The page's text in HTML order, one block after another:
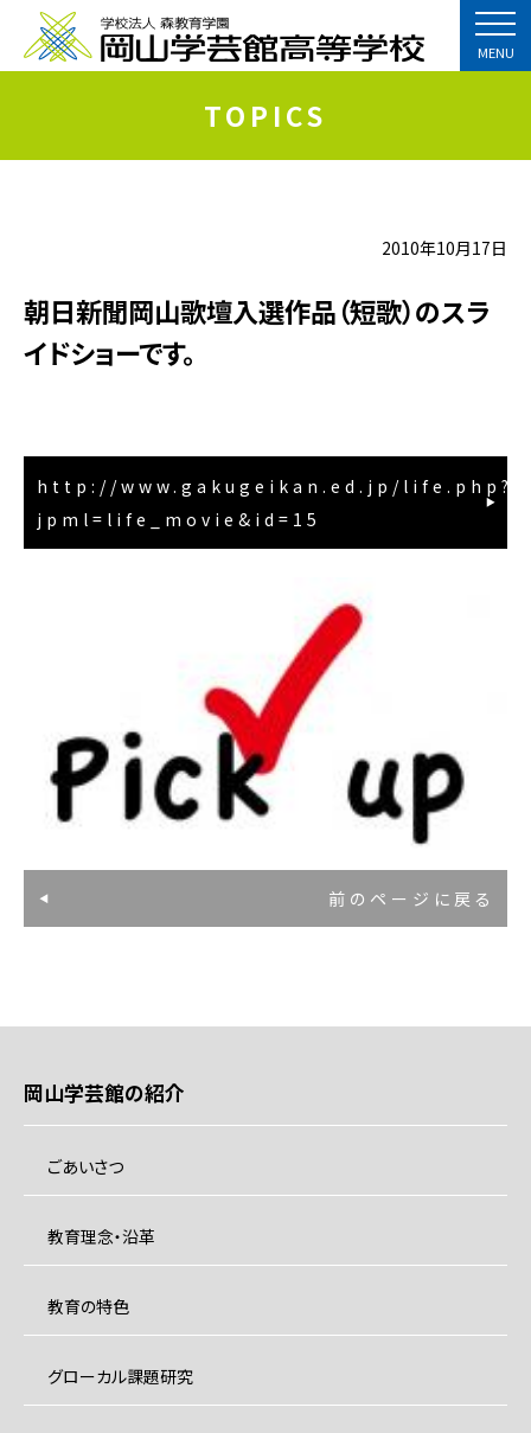
MENU
TOPICS
2010年10月17日
朝日新聞岡山歌壇入選作品（短歌）のスラ
イドショーです。
http://www.gakugeikan.ed.jp/life.php?
jpml=life_movie&id=15
前のページに戻る
岡山学芸館の紹介
ごあいさつ
教育理念・沿革
教育の特色
グローカル課題研究